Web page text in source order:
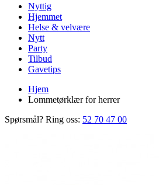
Nyttig
Hjemmet
Helse & velvære
Nytt
Party
Tilbud
Gavetips
Hjem
Lommetørklær for herrer
Spørsmål? Ring oss: 52 70 47 00